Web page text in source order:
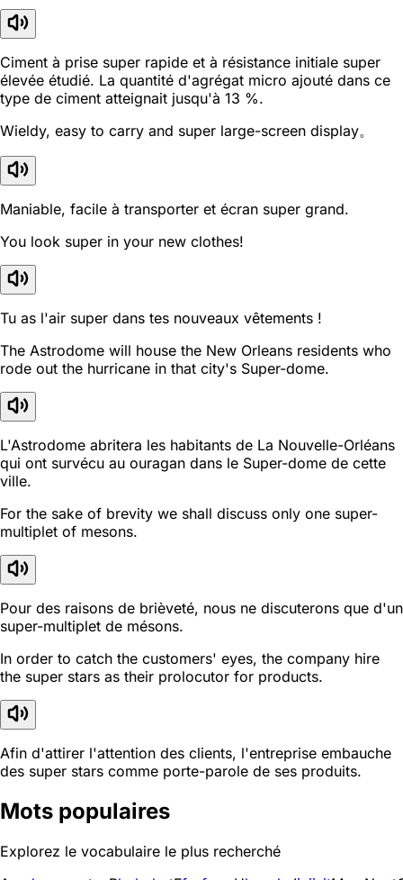
Ciment à prise super rapide et à résistance initiale super
élevée étudié. La quantité d'agrégat micro ajouté dans ce
type de ciment atteignait jusqu'à 13 %.
Wieldy, easy to carry and super large-screen display。
Maniable, facile à transporter et écran super grand.
You look super in your new clothes!
Tu as l'air super dans tes nouveaux vêtements !
The Astrodome will house the New Orleans residents who
rode out the hurricane in that city's Super-dome.
L'Astrodome abritera les habitants de La Nouvelle-Orléans
qui ont survécu au ouragan dans le Super-dome de cette
ville.
For the sake of brevity we shall discuss only one super-
multiplet of mesons.
Pour des raisons de brièveté, nous ne discuterons que d'un
super-multiplet de mésons.
In order to catch the customers' eyes, the company hire
the super stars as their prolocutor for products.
Afin d'attirer l'attention des clients, l'entreprise embauche
des super stars comme porte-parole de ses produits.
Mots populaires
Explorez le vocabulaire le plus recherché